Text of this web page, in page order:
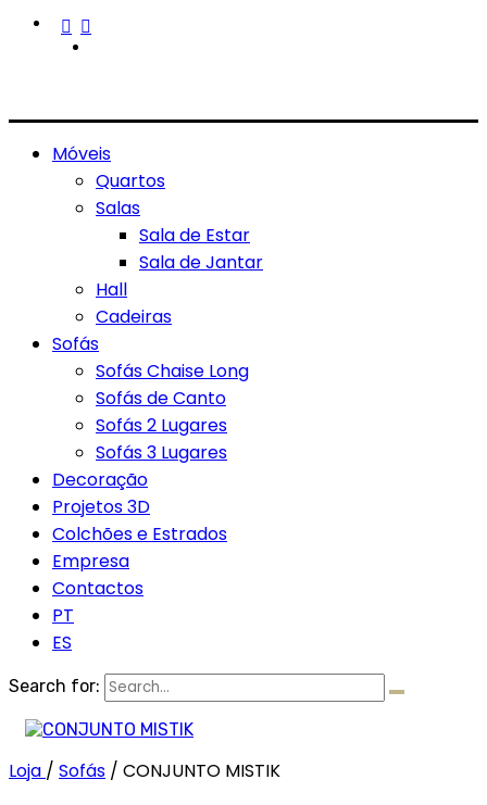
Móveis
Quartos
Salas
Sala de Estar
Sala de Jantar
Hall
Cadeiras
Sofás
Sofás Chaise Long
Sofás de Canto
Sofás 2 Lugares
Sofás 3 Lugares
Decoração
Projetos 3D
Colchões e Estrados
Empresa
Contactos
PT
ES
Search for:
Loja / Sofás / CONJUNTO MISTIK